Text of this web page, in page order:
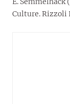
Culture.